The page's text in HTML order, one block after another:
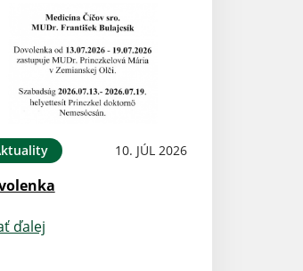
10. JÚL 2026
ďalej